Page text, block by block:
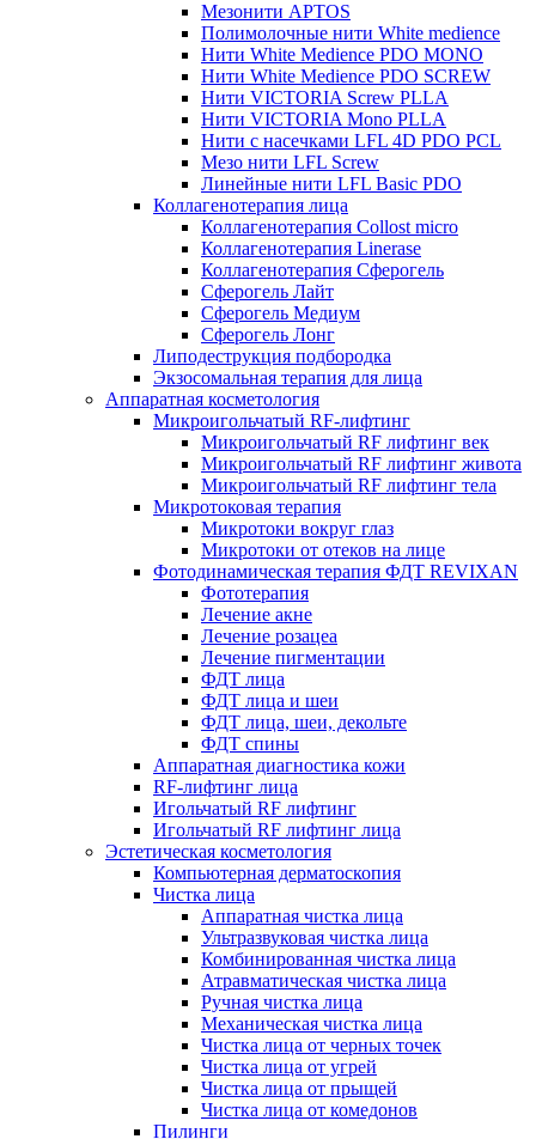
Мезонити APTOS
Полимолочные нити White medience
Нити White Medience PDO MONO
Нити White Medience PDO SCREW
Нити VICTORIA Screw PLLA
Нити VICTORIA Mono PLLA
Нити с насечками LFL 4D PDO PCL
Мезо нити LFL Screw
Линейные нити LFL Basic PDO
Коллагенотерапия лица
Коллагенотерапия Collost micro
Коллагенотерапия Linerase
Коллагенотерапия Сферогель
Сферогель Лайт
Сферогель Медиум
Сферогель Лонг
Липодеструкция подбородка
Экзосомальная терапия для лица
Аппаратная косметология
Микроигольчатый RF-лифтинг
Микроигольчатый RF лифтинг век
Микроигольчатый RF лифтинг живота
Микроигольчатый RF лифтинг тела
Микротоковая терапия
Микротоки вокруг глаз
Микротоки от отеков на лице
Фотодинамическая терапия ФДТ REVIXAN
Фототерапия
Лечение акне
Лечение розацеа
Лечение пигментации
ФДТ лица
ФДТ лица и шеи
ФДТ лица, шеи, декольте
ФДТ спины
Аппаратная диагностика кожи
RF-лифтинг лица
Игольчатый RF лифтинг
Игольчатый RF лифтинг лица
Эстетическая косметология
Компьютерная дерматоскопия
Чистка лица
Аппаратная чистка лица
Ультразвуковая чистка лица
Комбинированная чистка лица
Атравматическая чистка лица
Ручная чистка лица
Механическая чистка лица
Чистка лица от черных точек
Чистка лица от угрей
Чистка лица от прыщей
Чистка лица от комедонов
Пилинги